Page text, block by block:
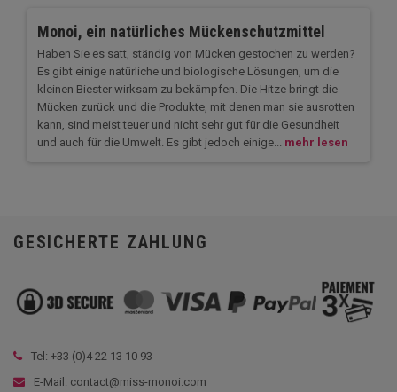
Monoi, ein natürliches Mückenschutzmittel
Haben Sie es satt, ständig von Mücken gestochen zu werden?
Es gibt einige natürliche und biologische Lösungen, um die
kleinen Biester wirksam zu bekämpfen. Die Hitze bringt die
Mücken zurück und die Produkte, mit denen man sie ausrotten
kann, sind meist teuer und nicht sehr gut für die Gesundheit
und auch für die Umwelt. Es gibt jedoch einige... mehr lesen
GESICHERTE ZAHLUNG
Tel: +33 (0)4 22 13 10 93
E-Mail: contact@miss-monoi.com